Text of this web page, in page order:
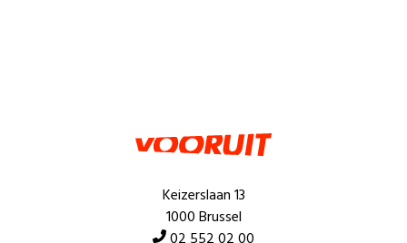
Keizerslaan 13
1000 Brussel